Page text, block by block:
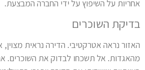
אחריות על השיפוץ על ידי החברה המבצעת.
בדיקת השוכרים
האזור נראה אטרקטיבי. הדירה נראית
מהאגדות. אל תשכחו לבדוק את השוכרים.